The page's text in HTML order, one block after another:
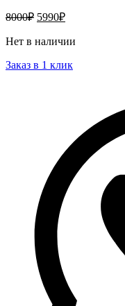
8000₽ 5990₽
Нет в наличии
Заказ в 1 клик